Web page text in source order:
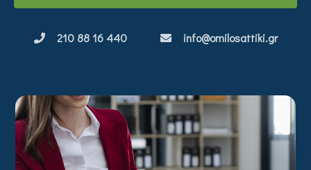
210 88 16 440 info@omilosattiki.gr